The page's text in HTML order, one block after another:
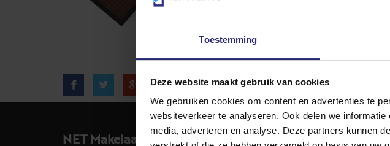
Toestemming
Deze website maakt gebruik van cookies
We gebruiken cookies om content en advertenties te
websiteverkeer te analyseren. Ook delen we
media, adverteren en analyse. Deze partners kunnen
NET Makelaars Diensten